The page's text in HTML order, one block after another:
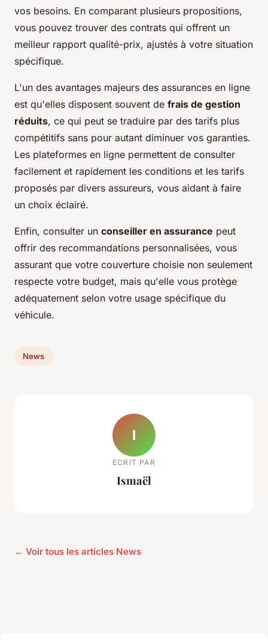
vos besoins. En comparant plusieurs propositions,
vous pouvez trouver des contrats qui offrent un
meilleur rapport qualité-prix, ajustés à votre situation
spécifique.
L'un des avantages majeurs des assurances en ligne
est qu'elles disposent souvent de frais de gestion
réduits, ce qui peut se traduire par des tarifs plus
compétitifs sans pour autant diminuer vos garanties.
Les plateformes en ligne permettent de consulter
facilement et rapidement les conditions et les tarifs
proposés par divers assureurs, vous aidant à faire
un choix éclairé.
Enfin, consulter un conseiller en assurance peut
offrir des recommandations personnalisées, vous
assurant que votre couverture choisie non seulement
respecte votre budget, mais qu'elle vous protège
adéquatement selon votre usage spécifique du
véhicule.
News
I
ECRIT PAR
Ismaël
← Voir tous les articles News